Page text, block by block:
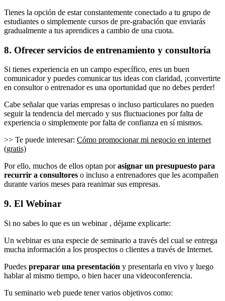
Tienes la opción de estar constantemente conectado a tu grupo de
estudiantes o simplemente cursos de pre-grabación que enviarás
gradualmente a tus aprendices a cambio de una cuota.
8. Ofrecer servicios de entrenamiento y consultoría
Si tienes experiencia en un campo específico, eres un buen
comunicador y puedes comunicar tus ideas con claridad, ¡convertirte
en consultor o entrenador es una oportunidad que no debes perder!
Cabe señalar que varias empresas o incluso particulares no pueden
seguir la tendencia del mercado y sus fluctuaciones por falta de
experiencia o simplemente por falta de confianza en sí mismos.
>> Te puede interesar: Cómo promocionar mi negocio en internet
(gratis)
Por ello, muchos de ellos optan porasignar un presupuesto para
recurrir a consultores o incluso a entrenadores que les acompañen
durante varios meses para reanimar sus empresas.
9. El Webinar
Si no sabes lo que es un webinar , déjame explicarte:
Un webinar es una especie de seminario a través del cual se entrega
mucha información a los prospectos o clientes a través de Internet.
Puedes preparar una presentación y presentarla en vivo y luego
hablar al mismo tiempo, o bien hacer una videoconferencia.
Tu seminario web puede tener varios objetivos como: